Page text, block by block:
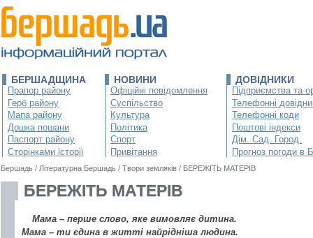
БЕРШАДЩИНА
Прапор району
Герб району
Мапа району
Дошка пошани
Паспорт району
Сторінками історії
НОВИНИ
Офіційні повідомлення
Суспільство
Культура
Політика
Спорт
Привітання
ДОВІДНИКИ
Підприємства та
Телефонні
Телефонні коди
Поштові індекси
Дім. Сад. Город.
Прогноз погоди в
Бершадь / Літературна Бершадь / Твори земляків / БЕРЕЖІТЬ МАТЕРІВ
БЕРЕЖІТЬ МАТЕРІВ
Мама – перше слово, яке вимовляє дитина.
Мама – ти єдина в житті найрідніша людина.